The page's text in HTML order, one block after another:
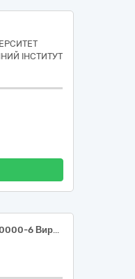
ІНСТИТУТ
З_24Т-080_ДК 021:2015 – 44310000-6 Вироби з дроту (Габіони з геотекстилем)